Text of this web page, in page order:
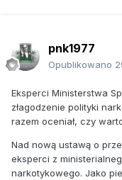
pnk1977
Opublikowano
Eksperci Ministerstwa
złagodzenie polityki
razem oceniał, czy
Nad nową ustawą o
eksperci z
narkotykowego. Jako